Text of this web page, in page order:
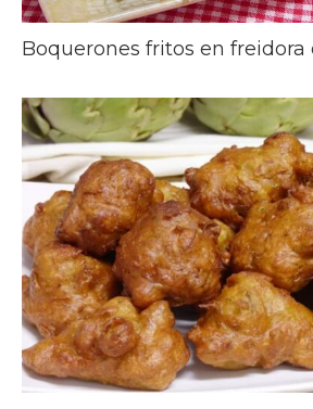
Boquerones fritos en freidora